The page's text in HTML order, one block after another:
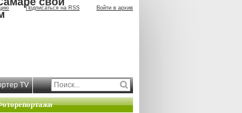
Подписаться на RSS Войти в архив
TV